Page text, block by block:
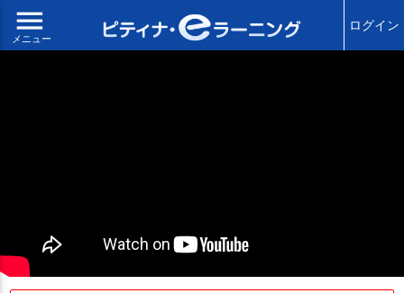
menu
メニュー
ログイン